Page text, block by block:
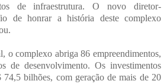
de infraestrutura. O novo diretor-
de honrar a história deste complexo
o complexo abriga 86 empreendimentos,
de desenvolvimento. Os investimentos
74,5 bilhões, com geração de mais de 20